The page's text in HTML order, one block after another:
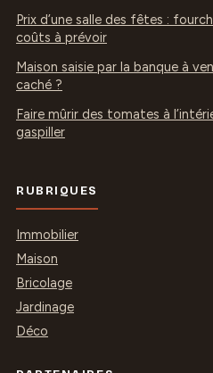
Prix d’une salle des fêtes :
coûts à prévoir
Maison saisie par la banque à
caché ?
Faire mûrir des tomates à
gaspiller
RUBRIQUES
Immobilier
Maison
Bricolage
Jardinage
Déco